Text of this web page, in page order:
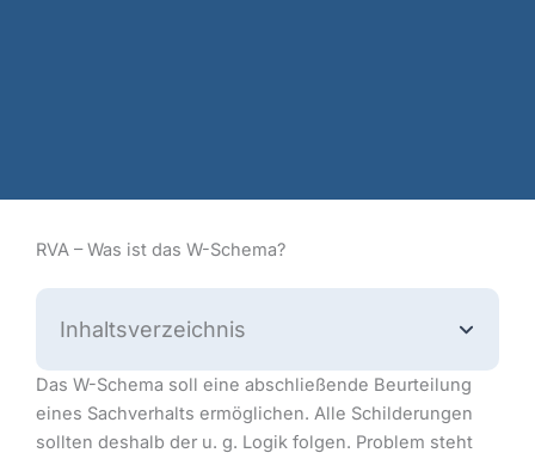
RVA – Was ist das W-Schema?
Inhaltsverzeichnis
Das W-Schema soll eine abschließende Beurteilung
eines Sachverhalts ermöglichen. Alle Schilderungen
sollten deshalb der u. g. Logik folgen. Problem steht